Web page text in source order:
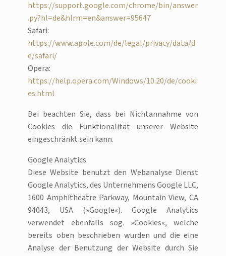
https://support.google.com/chrome/bin/answer
.py?hl=de&hlrm=en&answer=95647
Safari:
https://www.apple.com/de/legal/privacy/data/d
e/safari/
Opera:
https://help.opera.com/Windows/10.20/de/cooki
es.html
Bei beachten Sie, dass bei Nichtannahme von
Cookies die Funktionalität unserer Website
eingeschränkt sein kann.
Google Analytics
Diese Website benutzt den Webanalyse Dienst
Google Analytics, des Unternehmens Google LLC,
1600 Amphitheatre Parkway, Mountain View, CA
94043, USA (»Google«). Google Analytics
verwendet ebenfalls sog. »Cookies«, welche
bereits oben beschrieben wurden und die eine
Analyse der Benutzung der Website durch Sie